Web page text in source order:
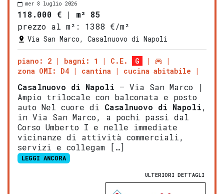
mer 8 luglio 2026
118.000 € | m² 85
prezzo al m²:
1388 €/m²
Via San Marco, Casalnuovo di Napoli
piano: 2 bagni: 1 C.E.
G
zona OMI: D4
cantina cucina abitabile
Casalnuovo di Napoli – Via San Marco |
Ampio trilocale con balconata e posto
auto Nel cuore di Casalnuovo di Napoli,
in Via San Marco, a pochi passi dal
Corso Umberto I e nelle immediate
vicinanze di attività commerciali,
servizi e collegam […]
LEGGI ANCORA
ULTERIORI DETTAGLI